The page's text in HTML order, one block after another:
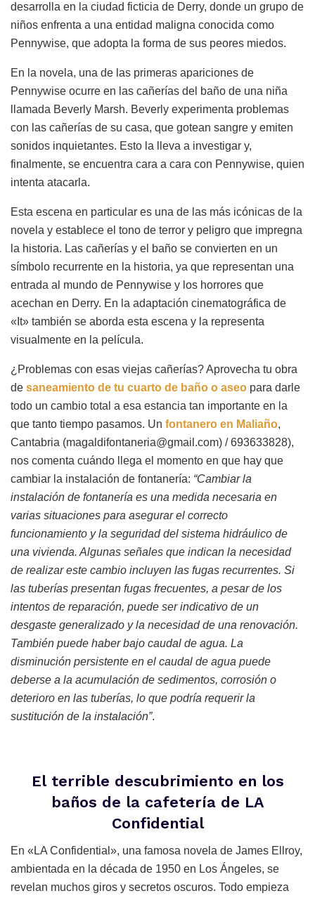
desarrolla en la ciudad ficticia de Derry, donde un grupo de
niños enfrenta a una entidad maligna conocida como
Pennywise, que adopta la forma de sus peores miedos.
En la novela, una de las primeras apariciones de
Pennywise ocurre en las cañerías del baño de una niña
llamada Beverly Marsh. Beverly experimenta problemas
con las cañerías de su casa, que gotean sangre y emiten
sonidos inquietantes. Esto la lleva a investigar y,
finalmente, se encuentra cara a cara con Pennywise, quien
intenta atacarla.
Esta escena en particular es una de las más icónicas de la
novela y establece el tono de terror y peligro que impregna
la historia. Las cañerías y el baño se convierten en un
símbolo recurrente en la historia, ya que representan una
entrada al mundo de Pennywise y los horrores que
acechan en Derry. En la adaptación cinematográfica de
«It» también se aborda esta escena y la representa
visualmente en la película.
¿Problemas con esas viejas cañerías? Aprovecha tu obra
de saneamiento de tu cuarto de baño o aseo para darle
todo un cambio total a esa estancia tan importante en la
que tanto tiempo pasamos. Un fontanero en Maliaño,
Cantabria (magaldifontaneria@gmail.com) / 693633828),
nos comenta cuándo llega el momento en que hay que
cambiar la instalación de fontanería: “Cambiar la
instalación de fontanería es una medida necesaria en
varias situaciones para asegurar el correcto
funcionamiento y la seguridad del sistema hidráulico de
una vivienda. Algunas señales que indican la necesidad
de realizar este cambio incluyen las fugas recurrentes. Si
las tuberías presentan fugas frecuentes, a pesar de los
intentos de reparación, puede ser indicativo de un
desgaste generalizado y la necesidad de una renovación.
También puede haber bajo caudal de agua. La
disminución persistente en el caudal de agua puede
deberse a la acumulación de sedimentos, corrosión o
deterioro en las tuberías, lo que podría requerir la
sustitución de la instalación”.
El terrible descubrimiento en los
baños de la cafetería de LA
Confidential
En «LA Confidential», una famosa novela de James Ellroy,
ambientada en la década de 1950 en Los Ángeles, se
revelan muchos giros y secretos oscuros. Todo empieza